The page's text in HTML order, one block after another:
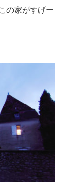
の家がすげー